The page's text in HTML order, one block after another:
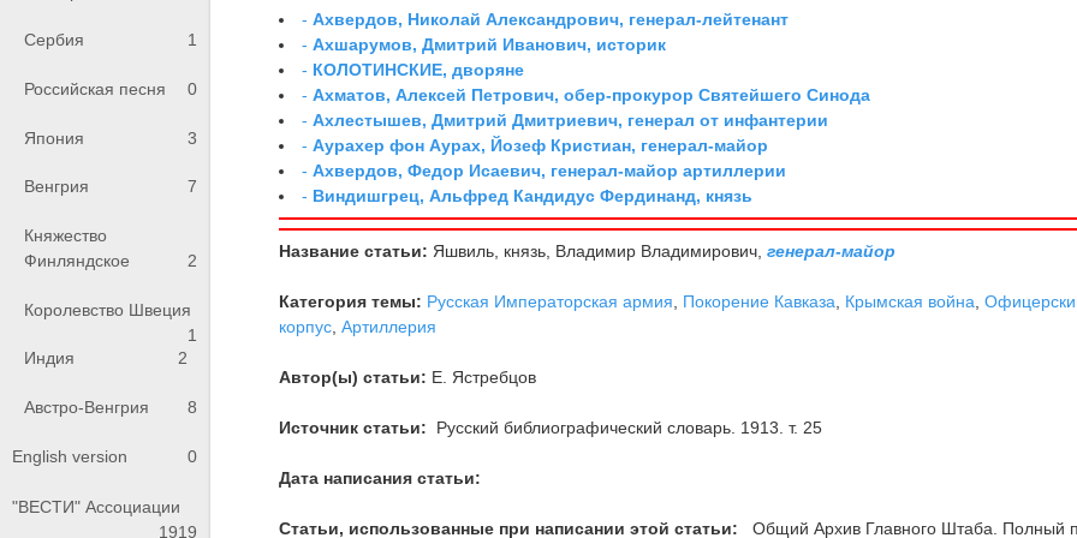
Сербия 1
Российская песня 0
Япония 3
Венгрия 7
Княжество
Финляндское
2
Королевство Швеция
1
Индия
2
Австро-Венгрия 8
English version 0
"ВЕСТИ" Ассоциации
1919
-Ахвердов, Николай Александрович, генерал-лейтенант
-Ахшарумов, Дмитрий Иванович, историк
- КОЛОТИНСКИЕ, дворяне
-Ахматов, Алексей Петрович, обер-прокурор Святейшего Синода
-Ахлестышев, Дмитрий Дмитриевич, генерал от инфантерии
-Аурахер фон Аурах, Йозеф Кристиан, генерал-майор
-Ахвердов, Федор Исаевич, генерал-майор артиллерии
- Виндишгрец, Альфред Кандидус Фердинанд, князь
Название статьи: Яшвиль, князь, Владимир Владимирович,генерал-майор
Категория темы: Русская Императорская армия Покорение Кавказа Крымская война ,
корпус ,Артиллерия
Автор(ы) статьи: Е. Ястребцов
Источник статьи: Русский библиографический словарь. 1913. т. 25
Дата написания статьи:
Статьи, использованные при написании этой статьи: Общий Архив Главного Штаба. Полный